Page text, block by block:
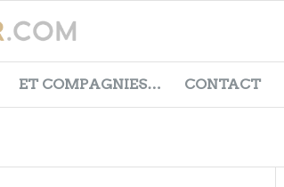
ET COMPAGNIES… CONTACT